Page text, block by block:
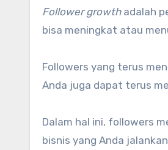
Follower growthadalah
bisa meningkat atau
Followers yang terus
Anda juga dapat terus
Dalam hal ini, followers
bisnis yang Anda